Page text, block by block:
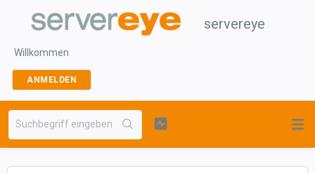
servereye
Willkommen
ANMELDEN